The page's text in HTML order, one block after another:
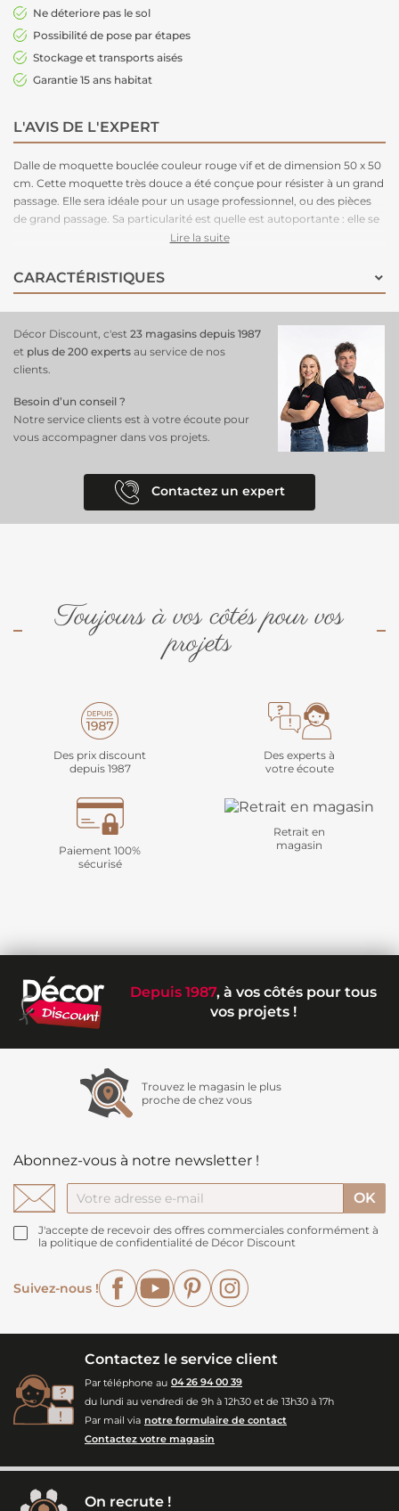
Ne déteriore pas le sol
Possibilité de pose par étapes
Stockage et transports aisés
Garantie 15 ans habitat
L'AVIS DE L'EXPERT
Dalle de moquette bouclée couleur rouge vif et de dimension 50 x 50
cm. Cette moquette très douce a été conçue pour résister à un grand
passage. Elle sera idéale pour un usage professionnel, ou des pièces
de grand passage. Sa particularité est quelle est autoportante : elle se
pose très rapidement et très facilement. Elle ne nécessite pas de colle
votre pièce un peu de temps. Très épaisse, elle apportera un trés bon
confort à la marche. Elle se décline en 27 couleurs, incluant des
ainsi que quelques teintes funky et audacieuses. Elle existe aussi en
dimension 100 x 100 cm
Lire la suite
CARACTÉRISTIQUES
Décor Discount, c'est 23 magasins depuis 1987
et plus de 200 experts au service de nos
clients.
Besoin d’un conseil ?
Notre service clients est à votre écoute pour
vous accompagner dans vos projets.
Contactez un expert
Toujours à vos côtés pour vos
projets
Des prix discount
depuis 1987
Des experts à
votre écoute
Paiement 100%
sécurisé
Retrait en
magasin
Depuis 1987, à vos côtés pour tous
vos projets !
Trouvez le magasin le plus
proche de chez vous
Abonnez-vous à notre newsletter !
J'accepte de recevoir des offres commerciales conformément à
la politique de confidentialité de Décor Discount
Suivez-nous !
FacebookYouTubePinterest
Contactez le service client
Par téléphone au 04 26 94 00 39
du lundi au vendredi de 9h à 12h30 et de 13h30 à 17h
Par mail via notre formulaire de contact
Contactez votre magasin
On recrute !